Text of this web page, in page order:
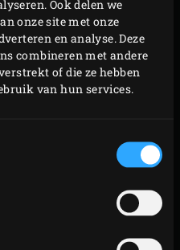
Ook delen we
onze site met onze
en analyse. Deze
combineren met andere
of die ze hebben
van hun services.
of na het EGGen je
(om nóg sneller een
je eventuele
weer weg met de hitte.
ook een optie, lees daar